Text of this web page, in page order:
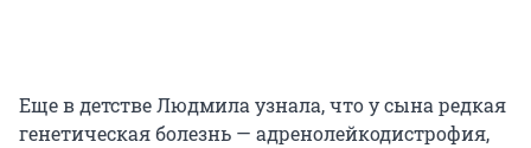
Еще в детстве Людмила узнала, что у сына редкая
генетическая болезнь — адренолейкодистрофия,